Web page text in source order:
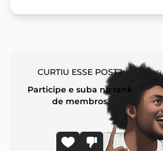
CURTIU ESSE POST?
Participe e suba no rank
de membros